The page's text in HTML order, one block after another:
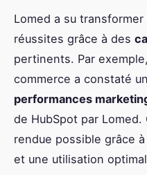
Lomed a su
réussites grâce à des
pertinents. Par
commerce a constaté
performances
de HubSpot par
rendue possible grâce
et une utilisation